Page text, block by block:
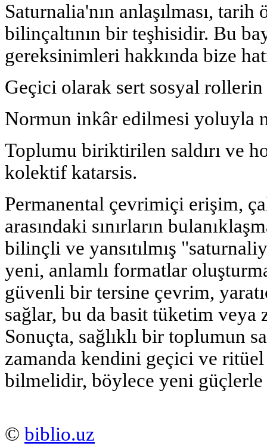
Saturnalia'nın anlaşılması,
bilinçaltının bir teşhisidir. Bu
gereksinimleri hakkında bize
Geçici olarak sert sosyal rollerin
Normun inkâr edilmesi yoluyla
Toplumu biriktirilen saldırı ve
kolektif katarsis.
Permanental çevrimiçi erişim,
arasındaki sınırların
bilinçli ve yansıtılmış
yeni, anlamlı formatlar
güvenli bir tersine çevrim,
sağlar, bu da basit tüketim veya
Sonuçta, sağlıklı bir toplumun
zamanda kendini geçici ve
bilmelidir, böylece yeni
© biblio.uz